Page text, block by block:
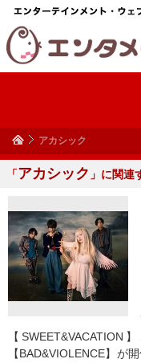
アカシック
「アカシック 」に関連
【
【BAD&VIOLENCE】が